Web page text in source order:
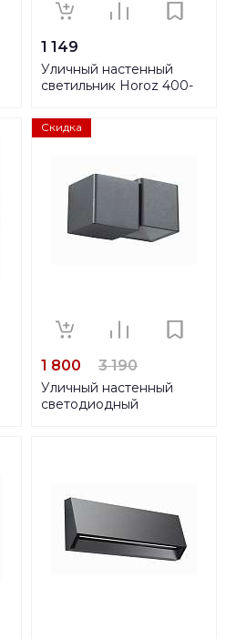
1 149
Уличный настенный
светильник Horoz 400-
Скидка
1 800 3 190
Уличный настенный
светодиодный